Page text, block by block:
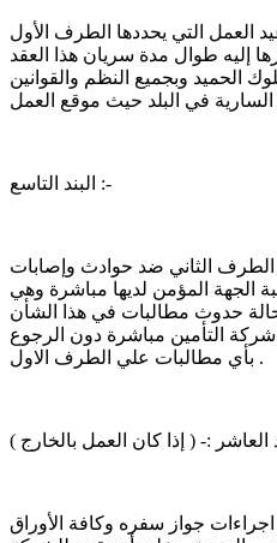
العمل التي يحددها الطرف الأول
إليه طوال مدة سريان هذا العقد
الحميد وبجميع النظم والقوانين
السارية في البلد حيث موقع العمل
البند التاسع :-
الطرف الثاني ضد حوادث وإصابات
الجهة المؤمن لديها مباشرة وهي
حدوث مطالبات في هذا الشأن
التأمين مباشرة دون الرجوع
بأي مطالبات علي الطرف الاول .
العاشر :- ( إذا كان العمل بالخارج )
جواز سفره وكافة الأوراق